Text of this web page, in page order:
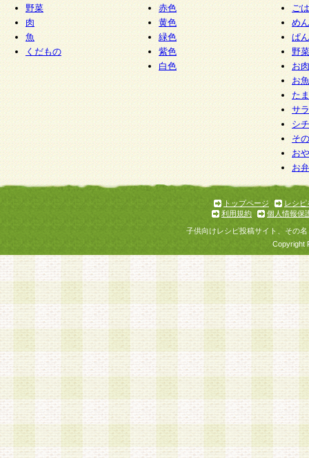
野菜
肉
魚
くだもの
赤色
黄色
緑色
紫色
白色
ご
めん
ぱん
野
お
お
た
サ
シ
そ
お
お
トップページ
レシピ
利用規約
個人情報保
子供向けレシピ投稿サイト、その
Copyright